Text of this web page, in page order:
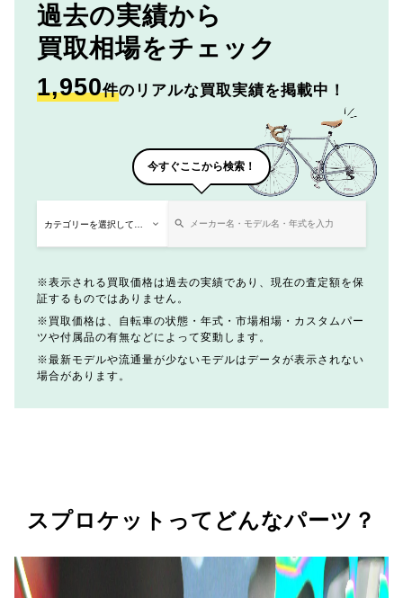
過去の実績から
買取相場をチェック
1,950件のリアルな買取実績を掲載中！
今すぐここから検索！
表示される買取価格は過去の実績であり、現在の査定額を保
証するものではありません。
買取価格は、自転車の状態・年式・市場相場・カスタムパー
ツや付属品の有無などによって変動します。
最新モデルや流通量が少ないモデルはデータが表示されない
場合があります。
スプロケットってどんなパーツ？